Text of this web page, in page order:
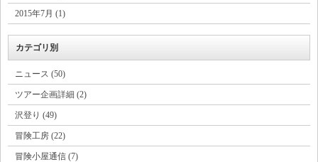
2015年7月 (1)
カテゴリ別
ニュース (50)
ツアー企画詳細 (2)
沢登り (49)
冒険工房 (22)
冒険小屋通信 (7)